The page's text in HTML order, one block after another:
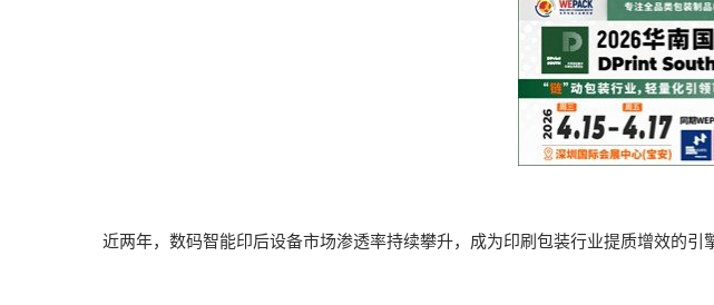
近两年，数码智能印后设备市场渗透率持续攀升，成为印刷包装行业提质增效的